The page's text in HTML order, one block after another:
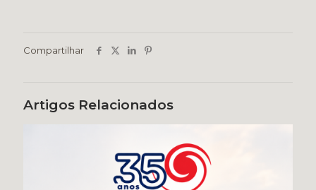
Compartilhar
Artigos Relacionados